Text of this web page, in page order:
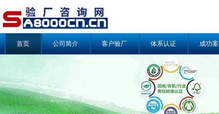
首页 公司简介 客户验厂 体系认证 成功